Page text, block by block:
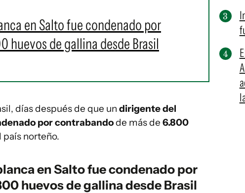
en Salto fue condenado por
huevos de gallina desde Brasil
días después de que un dirigente del
por contrabandode más de 6.800
país norteño.
en Salto fue condenado por
huevos de gallina desde Brasil